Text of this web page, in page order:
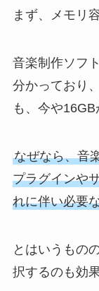
まず、メモリ
音楽制作ソフ
分かっており
も、今や16GB
なぜなら、音
プラグインや
れに伴い必要
とはいうもの
択するのも効